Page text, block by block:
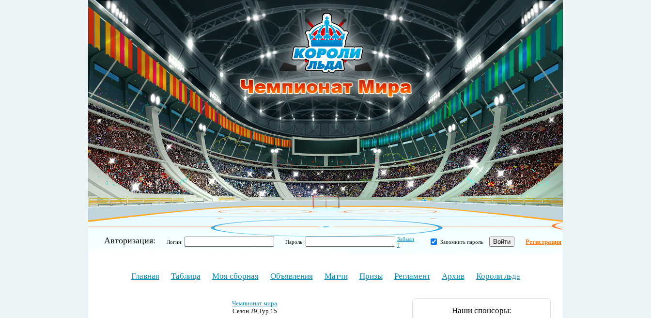
Авторизация: Логин: Пароль:
Забыли
?
Запомнить пароль Регистрация
Главная Таблица Моя сборная Объявления Матчи Призы Регламент Архив Короли льда
Чемпионат мира
Сезон 29,Тур 15
Наши спонсоры: